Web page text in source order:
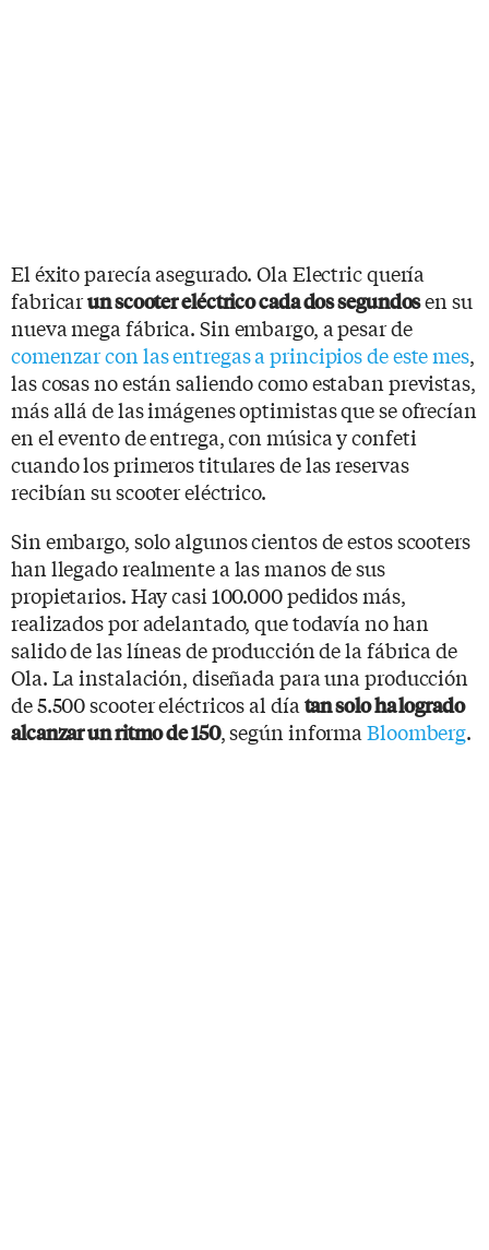
El éxito parecía asegurado. Ola Electric quería
fabricarun scooter eléctrico cada dos segundosen su
nueva mega fábrica. Sin embargo, a pesar de
comenzar con las entregas a principios de este mes,
las cosas no están saliendo como estaban previstas,
más allá de las imágenes optimistas que se ofrecían
en el evento de entrega, con música y confeti
cuando los primeros titulares de las reservas
recibían su scooter eléctrico.
Sin embargo, solo algunos cientos de estos scooters
han llegado realmente a las manos de sus
propietarios. Hay casi 100.000 pedidos más,
realizados por adelantado, que todavía no han
salido de las líneas de producción de la fábrica de
Ola. La instalación, diseñada para una producción
de 5.500 scooter eléctricos al día tan solo ha logrado
alcanzar un ritmo de 150, según informaBloomberg.